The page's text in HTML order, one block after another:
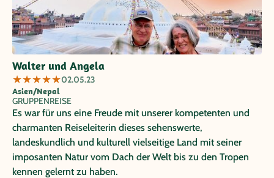
Walter und Angela
★★★★★02.05.23
Asien/Nepal
GRUPPENREISE
Es war für uns eine Freude mit unserer kompetenten und
charmanten Reiseleiterin dieses sehenswerte,
landeskundlich und kulturell vielseitige Land mit seiner
imposanten Natur vom Dach der Welt bis zu den Tropen
kennen gelernt zu haben.